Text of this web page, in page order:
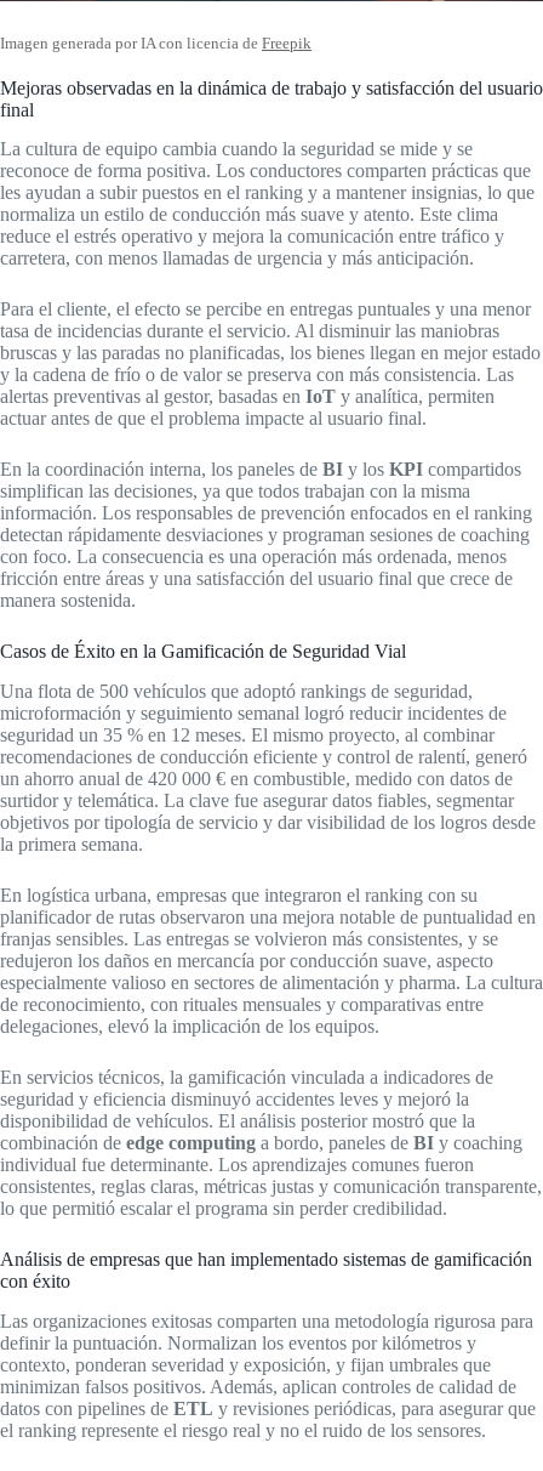
Imagen generada por IA con licencia de Freepik
Mejoras observadas en la dinámica de trabajo y satisfacción del usuario
final
La cultura de equipo cambia cuando la seguridad se mide y se
reconoce de forma positiva. Los conductores comparten prácticas que
les ayudan a subir puestos en el ranking y a mantener insignias, lo que
normaliza un estilo de conducción más suave y atento. Este clima
reduce el estrés operativo y mejora la comunicación entre tráfico y
carretera, con menos llamadas de urgencia y más anticipación.
Para el cliente, el efecto se percibe en entregas puntuales y una menor
tasa de incidencias durante el servicio. Al disminuir las maniobras
bruscas y las paradas no planificadas, los bienes llegan en mejor estado
y la cadena de frío o de valor se preserva con más consistencia. Las
alertas preventivas al gestor, basadas en IoT y analítica, permiten
actuar antes de que el problema impacte al usuario final.
En la coordinación interna, los paneles de BI y los KPI compartidos
simplifican las decisiones, ya que todos trabajan con la misma
información. Los responsables de prevención enfocados en el ranking
detectan rápidamente desviaciones y programan sesiones de coaching
con foco. La consecuencia es una operación más ordenada, menos
fricción entre áreas y una satisfacción del usuario final que crece de
manera sostenida.
Casos de Éxito en la Gamificación de Seguridad Vial
Una flota de 500 vehículos que adoptó rankings de seguridad,
microformación y seguimiento semanal logró reducir incidentes de
seguridad un 35 % en 12 meses. El mismo proyecto, al combinar
recomendaciones de conducción eficiente y control de ralentí, generó
un ahorro anual de 420 000 € en combustible, medido con datos de
surtidor y telemática. La clave fue asegurar datos fiables, segmentar
objetivos por tipología de servicio y dar visibilidad de los logros desde
la primera semana.
En logística urbana, empresas que integraron el ranking con su
planificador de rutas observaron una mejora notable de puntualidad en
franjas sensibles. Las entregas se volvieron más consistentes, y se
redujeron los daños en mercancía por conducción suave, aspecto
especialmente valioso en sectores de alimentación y pharma. La cultura
de reconocimiento, con rituales mensuales y comparativas entre
delegaciones, elevó la implicación de los equipos.
En servicios técnicos, la gamificación vinculada a indicadores de
seguridad y eficiencia disminuyó accidentes leves y mejoró la
disponibilidad de vehículos. El análisis posterior mostró que la
combinación de edge computing a bordo, paneles de BI y coaching
individual fue determinante. Los aprendizajes comunes fueron
consistentes, reglas claras, métricas justas y comunicación transparente,
lo que permitió escalar el programa sin perder credibilidad.
Análisis de empresas que han implementado sistemas de gamificación
con éxito
Las organizaciones exitosas comparten una metodología rigurosa para
definir la puntuación. Normalizan los eventos por kilómetros y
contexto, ponderan severidad y exposición, y fijan umbrales que
minimizan falsos positivos. Además, aplican controles de calidad de
datos con pipelines de ETL y revisiones periódicas, para asegurar que
el ranking represente el riesgo real y no el ruido de los sensores.